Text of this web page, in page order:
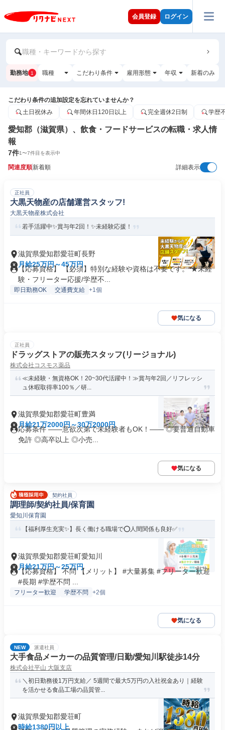
会員登録 ログイン
職種・キーワードから探す
勤務地 1 職種 こだわり条件 雇用形態 年収 新着のみ
こだわり条件の追加設定を忘れていませんか？
土日祝休み
年間休日120日以上 完全週休2日制 学歴
愛知郡（滋賀県）、飲食・フードサービスの転職・求人情
報
7件1〜7件目を表示中
関連度順新着順 詳細表示
正社員
大黒天物産の店舗運営スタッフ!
大黒天物産株式会社
若手活躍中✨賞与年2回！✨未経験応援！
滋賀県愛知郡愛荘町長野
月給25万円～45万円
【応募資格】 【必須】特別な経験や資格は不要です。 ★未経
験・フリーター応援/学歴不...
即日勤務OK 交通費支給 +1個
気になる
正社員
ドラッグストアの販売スタッフ(リージョナル)
株式会社コスモス薬品
≪未経験・無資格OK！20~30代活躍中！≫賞与年2回／リフレッシ
ュ休暇取得率100％／研...
滋賀県愛知郡愛荘町豊満
月給21万2000円～30万2000円
応募条件 ――意欲次第で未経験者もOK！―― ◎要普通自動車
免許 ◎高卒以上 ◎小売...
気になる
契約社員
調理師/契約社員/保育園
愛知川保育園
【福利厚生充実✨】長く働ける職場で⭕️人間関係も良好✅️
滋賀県愛知郡愛荘町愛知川
月給21万円～25万円
【応募資格】 不問 【メリット】 #大量募集 #フリーター歓迎
#長期 #学歴不問 ...
フリーター歓迎 学歴不問 +2個
気になる
NEW 派遣社員
大手食品メーカーの品質管理/日勤/愛知川駅徒歩14分
株式会社平山 大阪支店
＼初日勤務後1万円支給／ 5週間で最大5万円の入社祝金あり｜経験
を活かせる食品工場の品質管...
滋賀県愛知郡愛荘町
時給1380円以上